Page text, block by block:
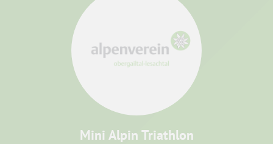
Mini Alpin Triathlon